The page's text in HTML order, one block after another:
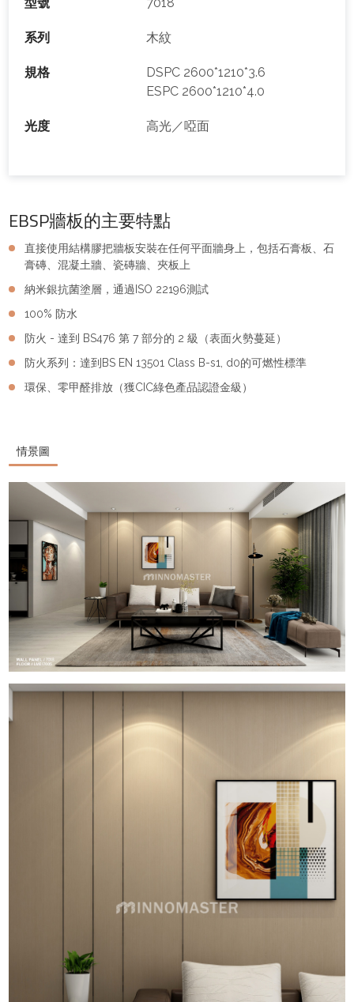
系列 木紋
規格
DSPC 2600*1210*3.6
ESPC 2600*1210*4.0
光度 高光／啞面
EBSP牆板的主要特點
直接使用結構膠把牆板安裝在任何平面牆身上，包括石膏板、石
膏磚、混凝土牆、瓷磚牆、夾板上
納米銀抗菌塗層，通過ISO 22196測試
100% 防水
防火 - 達到 BS476 第 7 部分的 2 級（表面火勢蔓延）
防火系列：達到BS EN 13501 Class B-s1, d0的可燃性標準
環保、零甲醛排放（獲CIC綠色產品認證金級）
情景圖